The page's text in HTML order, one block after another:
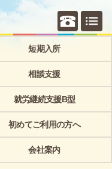
個別相
短期入所
相談支援
就労継続支援B型
初めてご利用の方へ
会社案内